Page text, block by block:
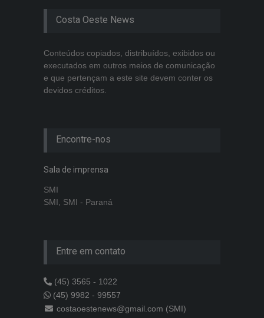
Costa Oeste News
Conteúdos copiados, distribuídos, exibidos ou
executados em outros meios de comunicação
e que pertençam a este site devem conter os
devidos créditos.
Encontre-nos
Sala de imprensa
SMI
SMI, SMI - Paraná
Entre em contato
(45) 3565 - 1022
(45) 9982 - 99557
costaoestenews@gmail.com (SMI)